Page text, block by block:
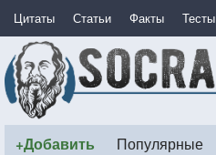
Цитаты Статьи Факты Тесты
+Добавить Популярные